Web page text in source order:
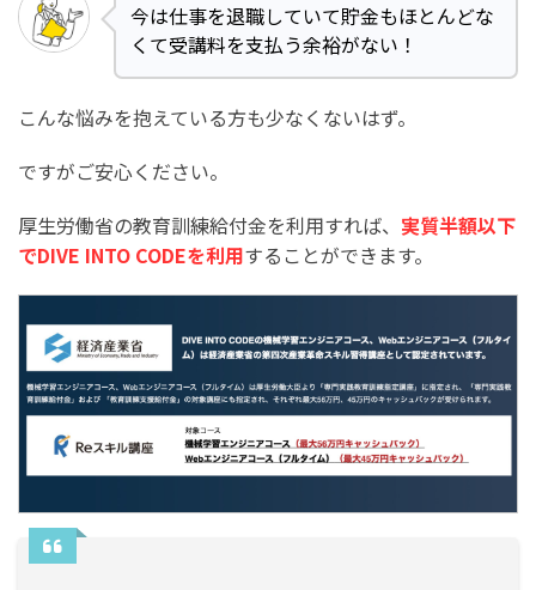
今は仕事を退職していて貯金もほとんどな
くて受講料を支払う余裕がない！
こんな悩みを抱えている方も少なくないはず。
ですがご安心ください。
厚生労働省の教育訓練給付金を利用すれば、 実質半額以下
でDIVE INTO CODEを利用することができます。